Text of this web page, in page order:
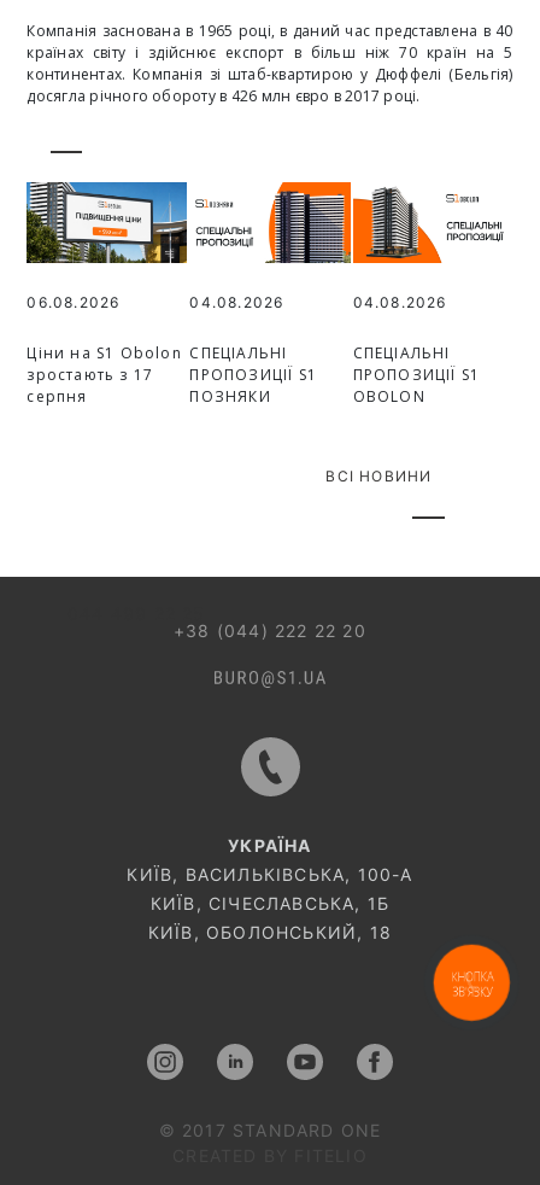
Компанія заснована в 1965 році, в даний час представлена ​​в 40
країнах світу і здійснює експорт в більш ніж 70 країн на 5
континентах. Компанія зі штаб-квартирою у Дюффелі (Бельгія)
досягла річного обороту в 426 млн євро в 2017 році.
06.08.2026
Ціни на S1 Obolon
зростають з 17
серпня
04.08.2026
СПЕЦІАЛЬНІ
ПРОПОЗИЦІЇ S1
ПОЗНЯКИ
04.08.2026
СПЕЦІАЛЬНІ
ПРОПОЗИЦІЇ S1
OBOLON
ВСІ НОВИНИ
+38 (044) 222 22 20
УКРАЇНА
КИЇВ, ВАСИЛЬКІВСЬКА, 100-A
КИЇВ, СІЧЕСЛАВСЬКА, 1Б
КИЇВ, ОБОЛОНСЬКИЙ, 18
© 2017 STANDARD ONE
КНОПКА
ЗВ'ЯЗКУ